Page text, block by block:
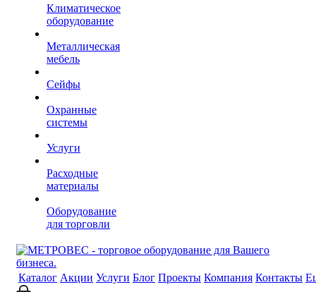
Климатическое
оборудование
Металлическая
мебель
Сейфы
Охранные
системы
Услуги
Расходные
материалы
Оборудование
для торговли
Каталог Акции Услуги Блог Проекты Компания Контакты